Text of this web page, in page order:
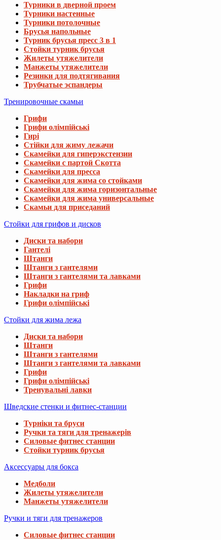
Турники в дверной проем
Турники настенные
Турники потолочные
Брусья напольные
Турник брусья пресс 3 в 1
Стойки турник брусья
Жилеты утяжелители
Манжеты утяжелители
Резинки для подтягивания
Трубчатые эспандеры
Тренировочные скамьи
Грифи
Грифи олімпійські
Гирі
Стійки для жиму лежачи
Скамейки для гиперэкстензии
Скамейки с партой Скотта
Скамейки для пресса
Скамейки для жима со стойками
Скамейки для жима горизонтальные
Скамейки для жима универсальные
Скамьи для приседаний
Стойки для грифов и дисков
Диски та набори
Гантелі
Штанги
Штанги з гантелями
Штанги з гантелями та лавками
Грифи
Накладки на гриф
Грифи олімпійські
Стойки для жима лежа
Диски та набори
Штанги
Штанги з гантелями
Штанги з гантелями та лавками
Грифи
Грифи олімпійські
Тренувальні лавки
Шведские стенки и фитнес-станции
Турніки та бруси
Ручки та тяги для тренажерів
Силовые фитнес станции
Стойки турник брусья
Аксессуары для бокса
Медболи
Жилеты утяжелители
Манжеты утяжелители
Ручки и тяги для тренажеров
Силовые фитнес станции